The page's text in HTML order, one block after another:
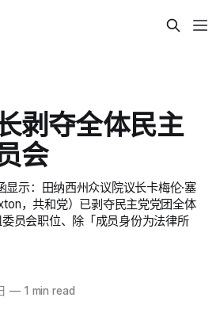
剥夺全体民主
会
显示：田纳西州众议院议长卡梅伦·塞
，共和党）已剥夺民主党党团全体
员会职位、除「成员身份为法律所
—1 min read